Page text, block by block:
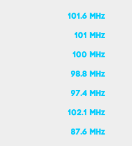
101.6 MHz
101 MHz
100 MHz
98.8 MHz
97.4 MHz
102.1 MHz
87.6 MHz